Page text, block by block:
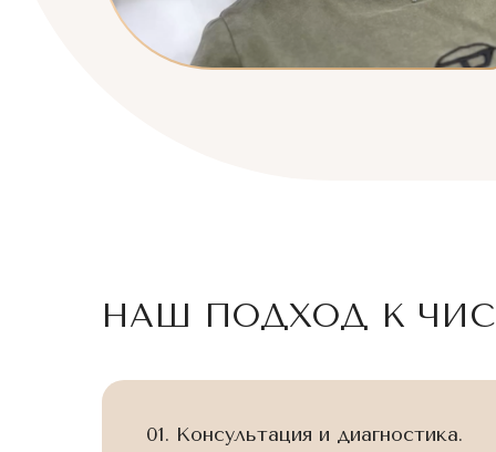
НАШ ПОДХОД К
01. Консультация и диагностика.